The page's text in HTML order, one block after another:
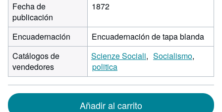
Fecha de
publicación
1872
Encuadernación
Encuadernación de tapa blanda
Catálogos de
vendedores
Scienze Sociali
Socialismo
politica
Añadir al carrito